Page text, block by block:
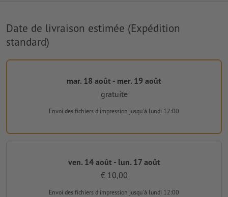
Date de livraison estimée (Expédition
standard)
mar. 18 août - mer. 19 août
gratuite
Envoi des fichiers d'impression jusqu'à lundi 12:00
ven. 14 août - lun. 17 août
€ 10,00
Envoi des fichiers d'impression jusqu'à lundi 12:00